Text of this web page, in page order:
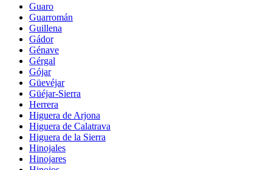
Guaro
Guarromán
Guillena
Gádor
Génave
Gérgal
Gójar
Güevéjar
Güéjar-Sierra
Herrera
Higuera de Arjona
Higuera de Calatrava
Higuera de la Sierra
Hinojales
Hinojares